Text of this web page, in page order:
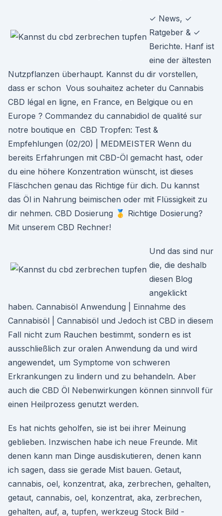
✓ News, ✓
Ratgeber & ✓
Berichte. Hanf ist
eine der ältesten
Nutzpflanzen überhaupt. Kannst du dir vorstellen,
dass er schon Vous souhaitez acheter du Cannabis
CBD légal en ligne, en France, en Belgique ou en
Europe ? Commandez du cannabidiol de qualité sur
notre boutique en CBD Tropfen: Test &
Empfehlungen (02/20) | MEDMEISTER Wenn du
bereits Erfahrungen mit CBD-Öl gemacht hast, oder
du eine höhere Konzentration wünscht, ist dieses
Fläschchen genau das Richtige für dich. Du kannst
das Öl in Nahrung beimischen oder mit Flüssigkeit zu
dir nehmen. CBD Dosierung 🥇 Richtige Dosierung?
Mit unserem CBD Rechner!
Und das sind nur
die, die deshalb
diesen Blog
angeklickt
haben. Cannabisöl Anwendung | Einnahme des
Cannabisöl | Cannabisöl und Jedoch ist CBD in diesem
Fall nicht zum Rauchen bestimmt, sondern es ist
ausschließlich zur oralen Anwendung da und wird
angewendet, um Symptome von schweren
Erkrankungen zu lindern und zu behandeln. Aber
auch die CBD Öl Nebenwirkungen können sinnvoll für
einen Heilprozess genutzt werden.
Es hat nichts geholfen, sie ist bei ihrer Meinung
geblieben. Inzwischen habe ich neue Freunde. Mit
denen kann man Dinge ausdiskutieren, denen kann
ich sagen, dass sie gerade Mist bauen. Getaut,
cannabis, oel, konzentrat, aka, zerbrechen, gehalten,
getaut, cannabis, oel, konzentrat, aka, zerbrechen,
gehalten, auf, a, tupfen, werkzeug Stock Bild -